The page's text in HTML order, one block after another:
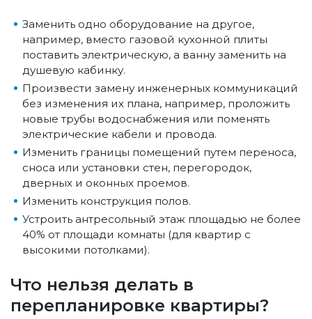
Заменить одно оборудование на другое,
например, вместо газовой кухонной плиты
поставить электрическую, а ванну заменить на
душевую кабинку.
Произвести замену инженерных коммуникаций
без изменения их плана, например, проложить
новые трубы водоснабжения или поменять
электрические кабели и провода.
Изменить границы помещений путем переноса,
сноса или установки стен, перегородок,
дверных и оконных проемов.
Изменить конструкция полов.
Устроить антресольный этаж площадью не более
40% от площади комнаты (для квартир с
высокими потолками).
Что нельзя делать в
перепланировке квартиры?